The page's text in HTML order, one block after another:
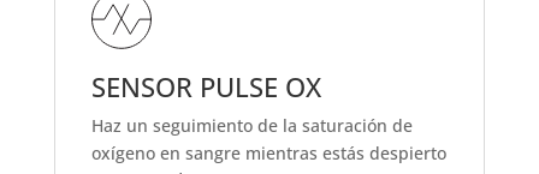
SENSOR PULSE OX
Haz un seguimiento de la saturación de
oxígeno en sangre mientras estás despierto